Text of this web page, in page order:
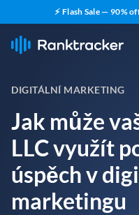
⚡ Flash Sale — 90%
DIGITÁLNÍ MARKETING
Jak může
LLC využít
úspěch v
marketingu